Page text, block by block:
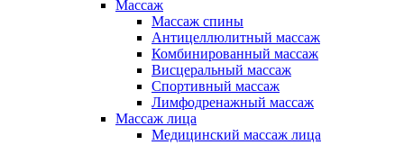
Массаж
Массаж спины
Антицеллюлитный массаж
Комбинированный массаж
Висцеральный массаж
Спортивный массаж
Лимфодренажный массаж
Массаж лица
Медицинский массаж лица